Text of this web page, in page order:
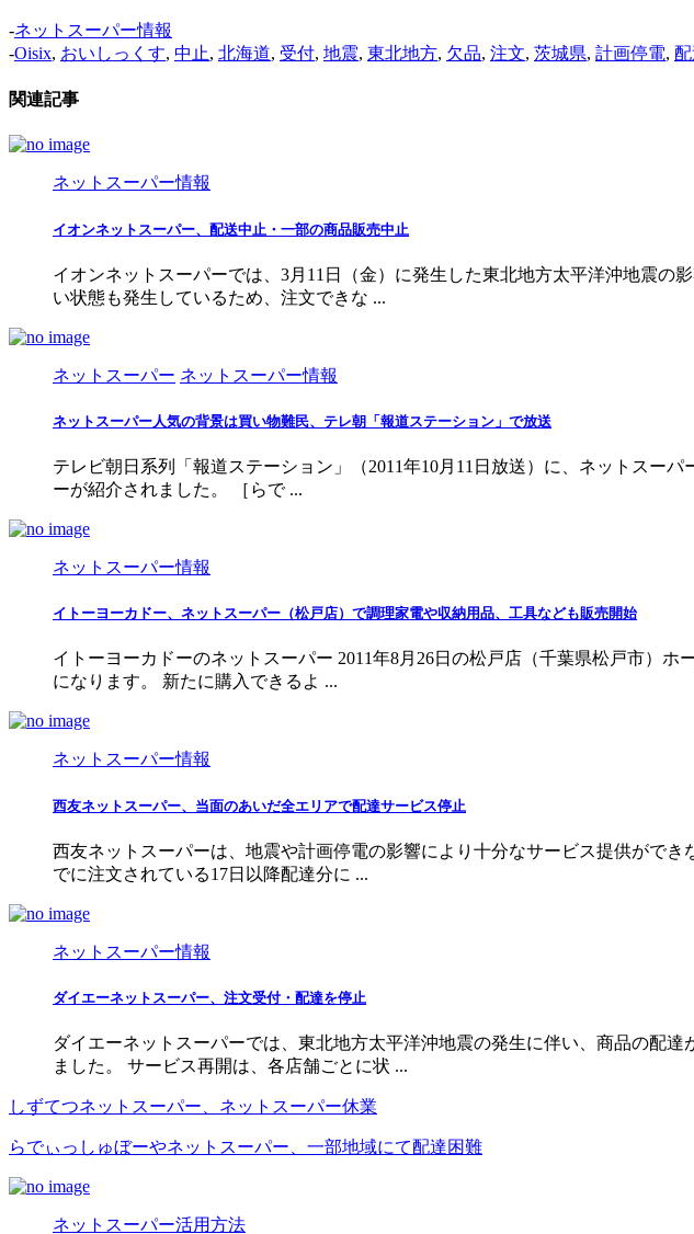
-ネットスーパー情報
-Oisix, おいしっくす, 中止, 北海道, 受付, 地震, 東北地方, 欠品, 注文, 茨城県, 計画停電,
関連記事
ネットスーパー情報
イオンネットスーパー、配送中止・一部の商品販売中止
イオンネットスーパーでは、3月11日（金）に発生した東北地方太平洋沖地震
い状態も発生しているため、注文できな ...
ネットスーパー ネットスーパー情報
ネットスーパー人気の背景は買い物難民、テレ朝「報道ステーション」で放送
テレビ朝日系列「報道ステーション」（2011年10月11日放送）に、ネットスー
ーが紹介されました。 ［らで ...
ネットスーパー情報
イトーヨーカドー、ネットスーパー（松戸店）で調理家電や収納用品、工具なども販売開始
イトーヨーカドーのネットスーパー 2011年8月26日の松戸店（千葉県松戸市）
になります。 新たに購入できるよ ...
ネットスーパー情報
西友ネットスーパー、当面のあいだ全エリアで配達サービス停止
西友ネットスーパーは、地震や計画停電の影響により十分なサービス提供がで
でに注文されている17日以降配達分に ...
ネットスーパー情報
ダイエーネットスーパー、注文受付・配達を停止
ダイエーネットスーパーでは、東北地方太平洋沖地震の発生に伴い、商品の配
ました。 サービス再開は、各店舗ごとに状 ...
しずてつネットスーパー、ネットスーパー休業
らでぃっしゅぼーやネットスーパー、一部地域にて配達困難
ネットスーパー活用方法